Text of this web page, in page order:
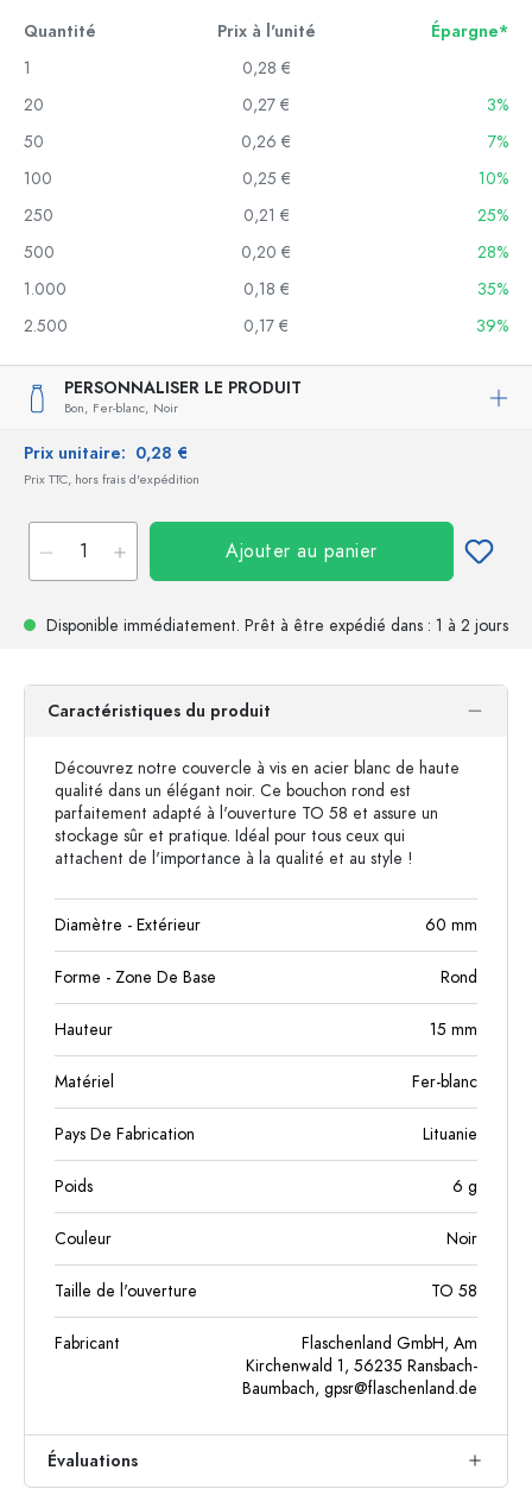
Quantité Prix à l'unité
Épargne*
1
0,28 €
20
0,27 €
3%
50
0,26 €
7%
100
0,25 €
10%
250
0,21 €
25%
500
0,20 €
28%
1.000
0,18 €
35%
2.500
0,17 € 39%
PERSONNALISER LE PRODUIT
Bon, Fer-blanc, Noir
Prix unitaire: 0,28 €
Prix TTC, hors frais d'expédition
Ajouter au panier
Disponible immédiatement. Prêt à être expédié dans : 1 à 2 jours
Caractéristiques du produit
Découvrez notre couvercle à vis en acier blanc de haute
qualité dans un élégant noir. Ce bouchon rond est
parfaitement adapté à l'ouverture TO 58 et assure un
stockage sûr et pratique. Idéal pour tous ceux qui
attachent de l'importance à la qualité et au style !
Diamètre - Extérieur 60 mm
Forme - Zone De Base Rond
Hauteur 15 mm
Matériel Fer-blanc
Pays De Fabrication Lituanie
Poids 6 g
Couleur Noir
Taille de l'ouverture TO 58
Fabricant
Flaschenland GmbH, Am
Kirchenwald 1, 56235 Ransbach-
Baumbach, gpsr@flaschenland.de
Évaluations